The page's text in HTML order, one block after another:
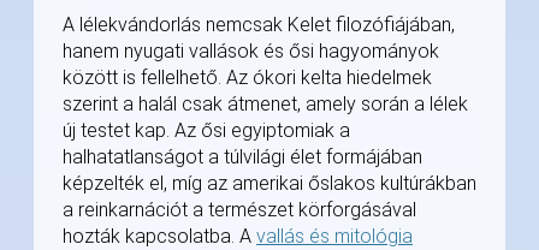
A lélekvándorlás nemcsak Kelet filozófiájában,
hanem nyugati vallások és ősi hagyományok
között is fellelhető. Az ókori kelta hiedelmek
szerint a halál csak átmenet, amely során a lélek
új testet kap. Az ősi egyiptomiak a
halhatatlanságot a túlvilági élet formájában
képzelték el, míg az amerikai őslakos kultúrákban
a reinkarnációt a természet körforgásával
hozták kapcsolatba. A vallás és mitológia